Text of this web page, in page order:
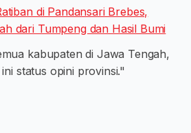
di Pandansari Brebes,
dari Tumpeng dan Hasil Bumi
kabupaten di Jawa Tengah,
status opini provinsi."